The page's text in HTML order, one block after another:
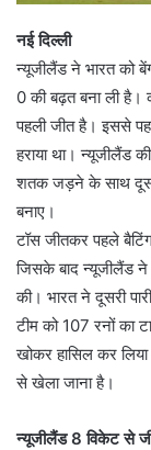
नई दिल्ली
न्यूजीलैंड ने भारत को
0 की बढ़त बना ली है।
पहली जीत है। इससे
हराया था। न्यूजीलैंड
शतक जड़ने के साथ
बनाए।
टॉस जीतकर पहले
जिसके बाद न्यूजीलैंड
की। भारत ने दूसरी
टीम को 107 रनों का
खोकर हासिल कर
से खेला जाना है।
न्यूजीलैंड 8 विकेट से